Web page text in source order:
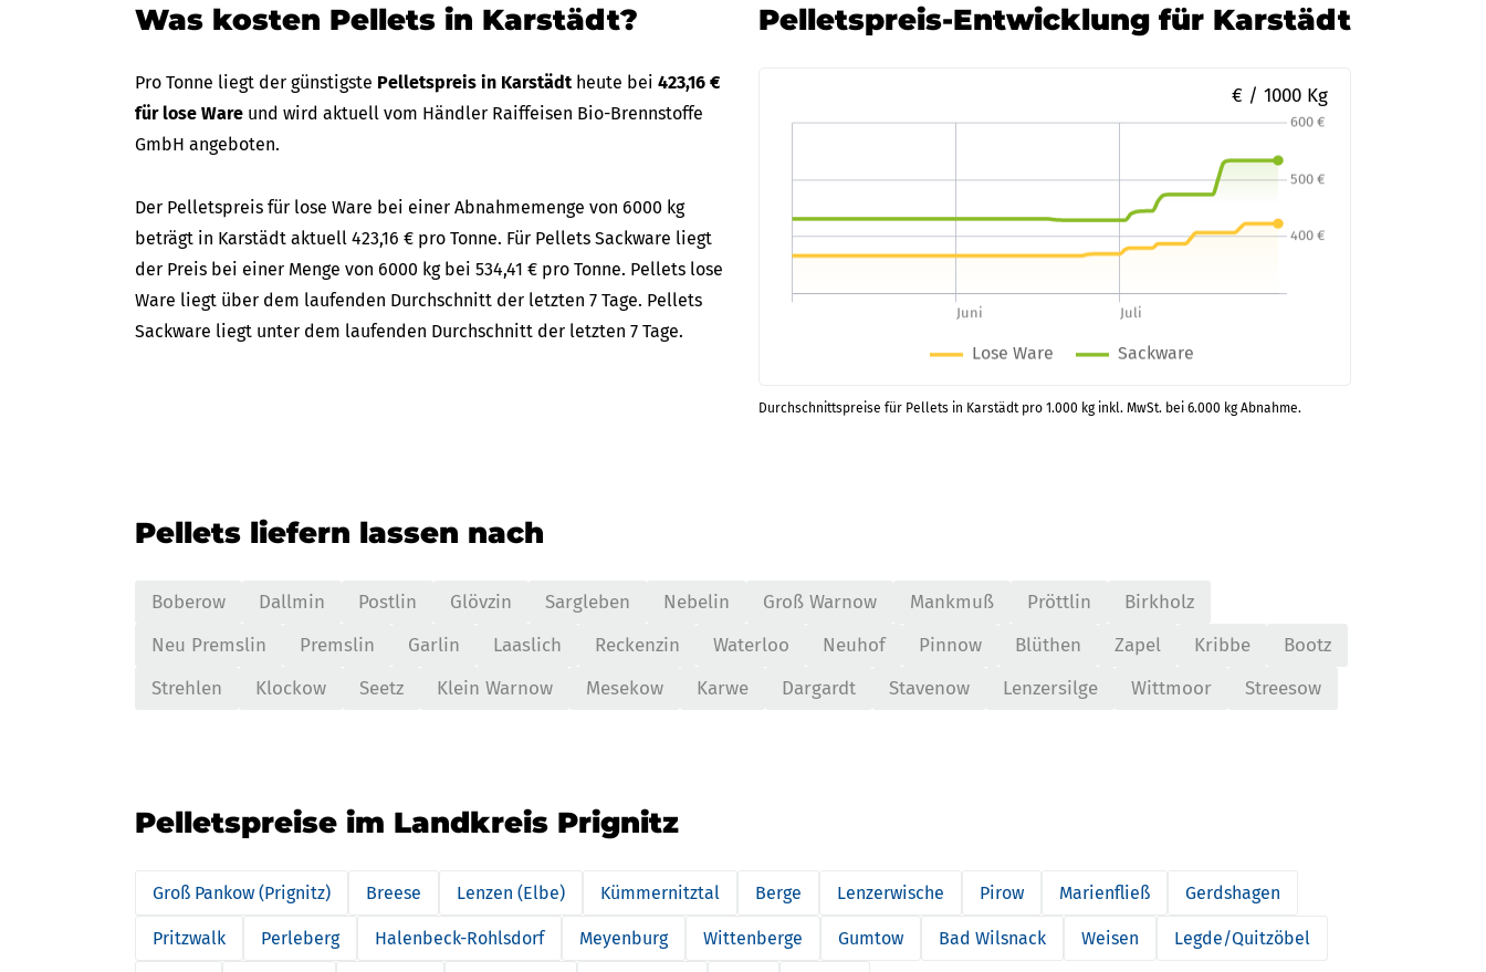
Was kosten Pellets in Karstädt?
Pro Tonne liegt der günstigste Pelletspreis in Karstädt heute bei 423,16 €
für lose Ware und wird aktuell vom Händler Raiffeisen Bio-Brennstoffe
GmbH angeboten.
Der Pelletspreis für lose Ware bei einer Abnahmemenge von 6000 kg
beträgt in Karstädt aktuell 423,16 € pro Tonne. Für Pellets Sackware liegt
der Preis bei einer Menge von 6000 kg bei 534,41 € pro Tonne. Pellets lose
Ware liegt über dem laufenden Durchschnitt der letzten 7 Tage. Pellets
Sackware liegt unter dem laufenden Durchschnitt der letzten 7 Tage.
Pelletspreis-Entwicklung für Karstädt
€ / 1000 Kg
Durchschnittspreise für Pellets in Karstädt pro 1.000 kg inkl. MwSt. bei 6.000 kg Abnahme.
Pellets liefern lassen nach
Boberow Dallmin Postlin Glövzin Sargleben Nebelin Groß Warnow Mankmuß Pröttlin
Birkholz
Neu Premslin
Premslin Garlin Laaslich Reckenzin Waterloo Neuhof Pinnow Blüthen Zapel Kribbe
Bootz
Strehlen
Klockow Seetz Klein Warnow Mesekow Karwe Dargardt Stavenow Lenzersilge Wittmoor Streesow
Pelletspreise im Landkreis Prignitz
Groß Pankow (Prignitz) Breese Lenzen (Elbe) Kümmernitztal Berge Lenzerwische Pirow Marienfließ Gerdshagen
Pritzwalk Perleberg Halenbeck-Rohlsdorf Meyenburg Wittenberge Gumtow Bad Wilsnack Weisen Legde/Quitzöbel